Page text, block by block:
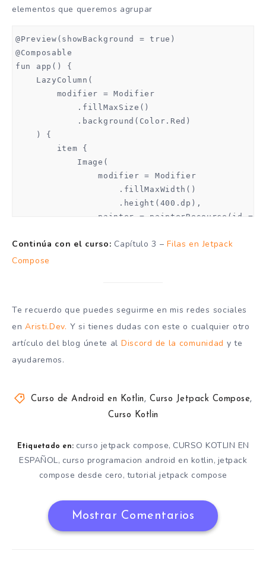
elementos que queremos agrupar
@Preview(showBackground = true)
@Composable
fun app() {
    LazyColumn(
        modifier = Modifier
            .fillMaxSize()
            .background(Color.Red)
    ) {
        item {
            Image(
                modifier = Modifier
                    .fillMaxWidth()
                    .height(400.dp),
painter = painterResource(id =
            )
            Text(
modifier =
            )
Text(text = "Suscribete", color =
        }
}
Continúa con el curso: Capítulo 3 –Filas en Jetpack
Compose
Te recuerdo que puedes seguirme en mis redes sociales
en Aristi.Dev. Y si tienes dudas con este o cualquier otro
artículo del blog únete al Discord de la comunidad y te
ayudaremos.
Curso de Android en Kotlin , Curso Jetpack Compose,
Curso Kotlin
Etiquetado en: curso jetpack compose, CURSO KOTLIN EN
ESPAÑOL, curso programacion android en kotlin, jetpack
compose desde cero, tutorial jetpack compose
Mostrar Comentarios